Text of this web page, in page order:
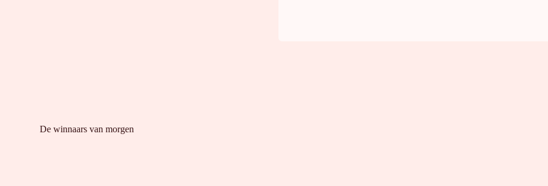
De winnaars van morgen